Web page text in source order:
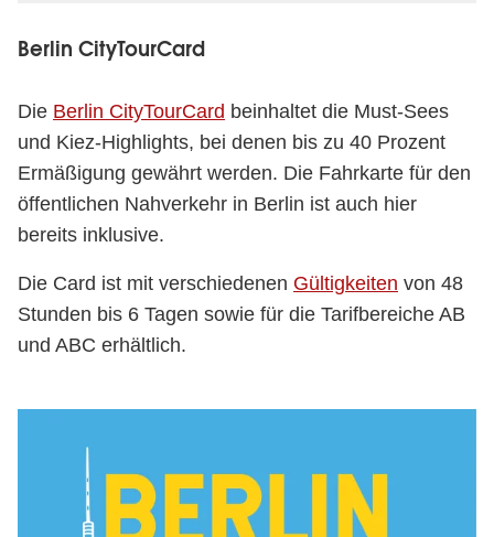
Berlin CityTourCard
Die Berlin CityTourCard beinhaltet die Must-Sees
und Kiez-Highlights, bei denen bis zu 40 Prozent
Ermäßigung gewährt werden. Die Fahrkarte für den
öffentlichen Nahverkehr in Berlin ist auch hier
bereits inklusive.
Die Card ist mit verschiedenen Gültigkeiten von 48
Stunden bis 6 Tagen sowie für die Tarifbereiche AB
und ABC erhältlich.